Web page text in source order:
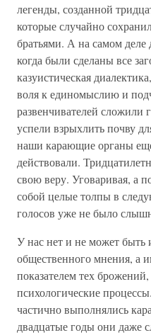
легенды, созданной
которые случайно
братьями. А на самом деле
когда были сделаны все
казуистическая
воля к единомыслию и
развенчивателей сложили
успели взрыхлить почву
наши карающие органы
действовали.
свою веру. Уговаривая, а
собой целые толпы в
голосов уже не было
У нас нет и не может быть
общественного мнения, а
показателем тех
психологические
частично выполнялись
двадцатые годы они даже